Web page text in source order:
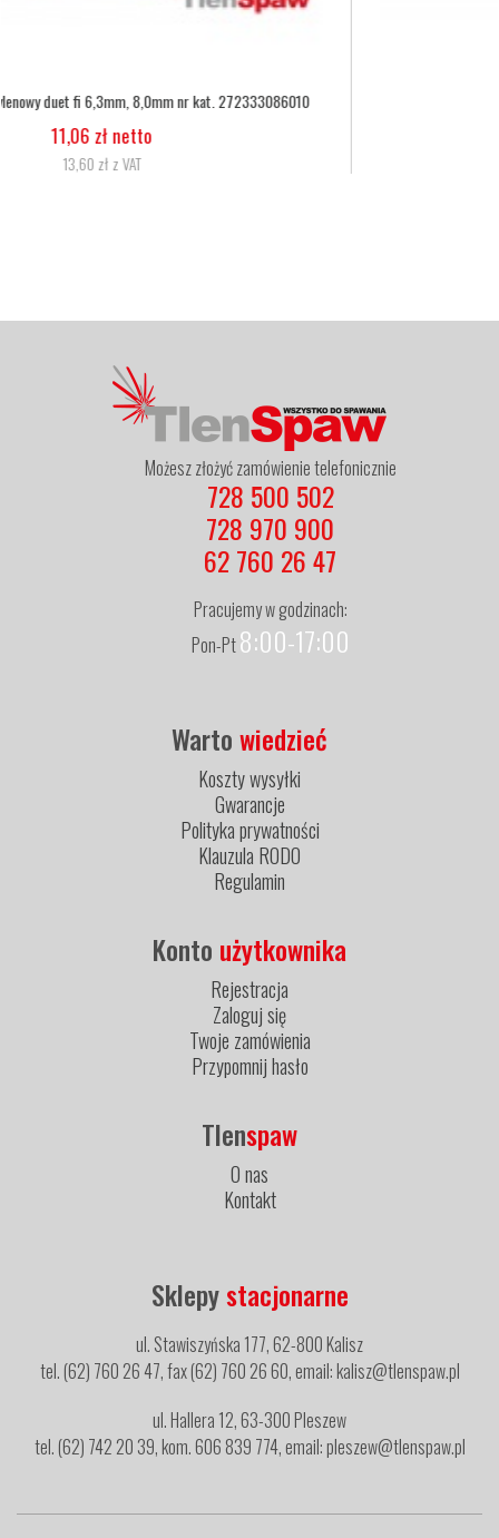
Wąż tlenowy fi 6,3
Możesz złożyć zamówienie telefonicznie
728 500 502
728 970 900
62 760 26 47
Pracujemy w godzinach:
Pon-Pt8:00-17:00
Wartowiedzieć
Koszty wysyłki
Gwarancje
Polityka prywatności
Klauzula RODO
Regulamin
Konto użytkownika
Rejestracja
Zaloguj się
Twoje zamówienia
Przypomnij hasło
Tlenspaw
O nas
Kontakt
Sklepystacjonarne
ul. Stawiszyńska 177, 62-800 Kalisz
tel. (62) 760 26 47, fax (62) 760 26 60, email: kalisz@tlenspaw.pl
ul. Hallera 12, 63-300 Pleszew
tel. (62) 742 20 39, kom. 606 839 774, email: pleszew@tlenspaw.pl